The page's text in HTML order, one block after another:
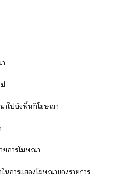
าไปยังพื้นที่โฆษณา
ยการโฆษณา
นการแสดงโฆษณาของรายการ